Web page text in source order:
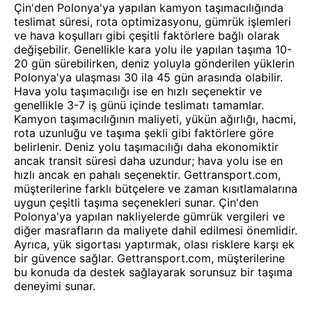
Çin'den Polonya'ya yapılan kamyon taşımacılığında
teslimat süresi, rota optimizasyonu, gümrük işlemleri
ve hava koşulları gibi çeşitli faktörlere bağlı olarak
değişebilir. Genellikle kara yolu ile yapılan taşıma 10-
20 gün sürebilirken, deniz yoluyla gönderilen yüklerin
Polonya'ya ulaşması 30 ila 45 gün arasında olabilir.
Hava yolu taşımacılığı ise en hızlı seçenektir ve
genellikle 3-7 iş günü içinde teslimatı tamamlar.
Kamyon taşımacılığının maliyeti, yükün ağırlığı, hacmi,
rota uzunluğu ve taşıma şekli gibi faktörlere göre
belirlenir. Deniz yolu taşımacılığı daha ekonomiktir
ancak transit süresi daha uzundur; hava yolu ise en
hızlı ancak en pahalı seçenektir. Gettransport.com,
müşterilerine farklı bütçelere ve zaman kısıtlamalarına
uygun çeşitli taşıma seçenekleri sunar. Çin'den
Polonya'ya yapılan nakliyelerde gümrük vergileri ve
diğer masrafların da maliyete dahil edilmesi önemlidir.
Ayrıca, yük sigortası yaptırmak, olası risklere karşı ek
bir güvence sağlar. Gettransport.com, müşterilerine
bu konuda da destek sağlayarak sorunsuz bir taşıma
deneyimi sunar.